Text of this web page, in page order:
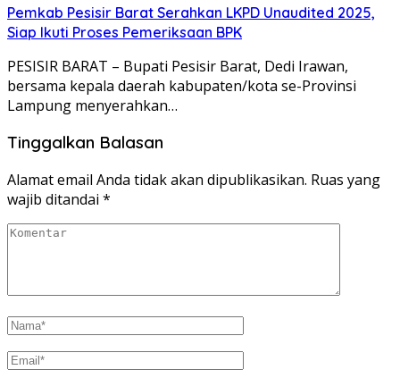
Pemkab Pesisir Barat Serahkan LKPD Unaudited 2025,
Siap Ikuti Proses Pemeriksaan BPK
PESISIR BARAT – Bupati Pesisir Barat, Dedi Irawan,
bersama kepala daerah kabupaten/kota se-Provinsi
Lampung menyerahkan…
Tinggalkan Balasan
Alamat email Anda tidak akan dipublikasikan. Ruas yang
wajib ditandai *